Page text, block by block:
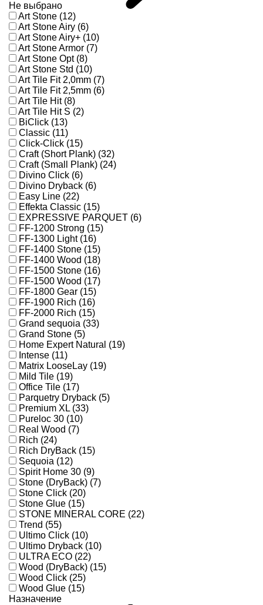
Не выбрано
Art Stone (12)
Art Stone Airy (6)
Art Stone Airy+ (10)
Art Stone Armor (7)
Art Stone Opt (8)
Art Stone Std (10)
Art Tile Fit 2,0mm (7)
Art Tile Fit 2,5mm (6)
Art Tile Hit (8)
Art Tile Hit S (2)
BiClick (13)
Classic (11)
Click-Click (15)
Craft (Short Plank) (32)
Craft (Small Plank) (24)
Divino Click (6)
Divino Dryback (6)
Easy Line (22)
Effekta Classic (15)
EXPRESSIVE PARQUET (6)
FF-1200 Strong (15)
FF-1300 Light (16)
FF-1400 Stone (15)
FF-1400 Wood (18)
FF-1500 Stone (16)
FF-1500 Wood (17)
FF-1800 Gear (15)
FF-1900 Rich (16)
FF-2000 Rich (15)
Grand sequoia (33)
Grand Stone (5)
Home Expert Natural (19)
Intense (11)
Matrix LooseLay (19)
Mild Tile (19)
Office Tile (17)
Parquetry Dryback (5)
Premium XL (33)
Pureloc 30 (10)
Real Wood (7)
Rich (24)
Rich DryBack (15)
Sequoia (12)
Spirit Home 30 (9)
Stone (DryBack) (7)
Stone Click (20)
Stone Glue (15)
STONE MINERAL CORE (22)
Trend (55)
Ultimo Click (10)
Ultimo Dryback (10)
ULTRA ECO (22)
Wood (DryBack) (15)
Wood Click (25)
Wood Glue (15)
Назначение